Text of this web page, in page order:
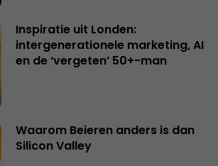
Inspiratie uit Londen:
intergenerationele marketing, AI
en de ‘vergeten’ 50+-man
Waarom Beieren anders is dan
Silicon Valley